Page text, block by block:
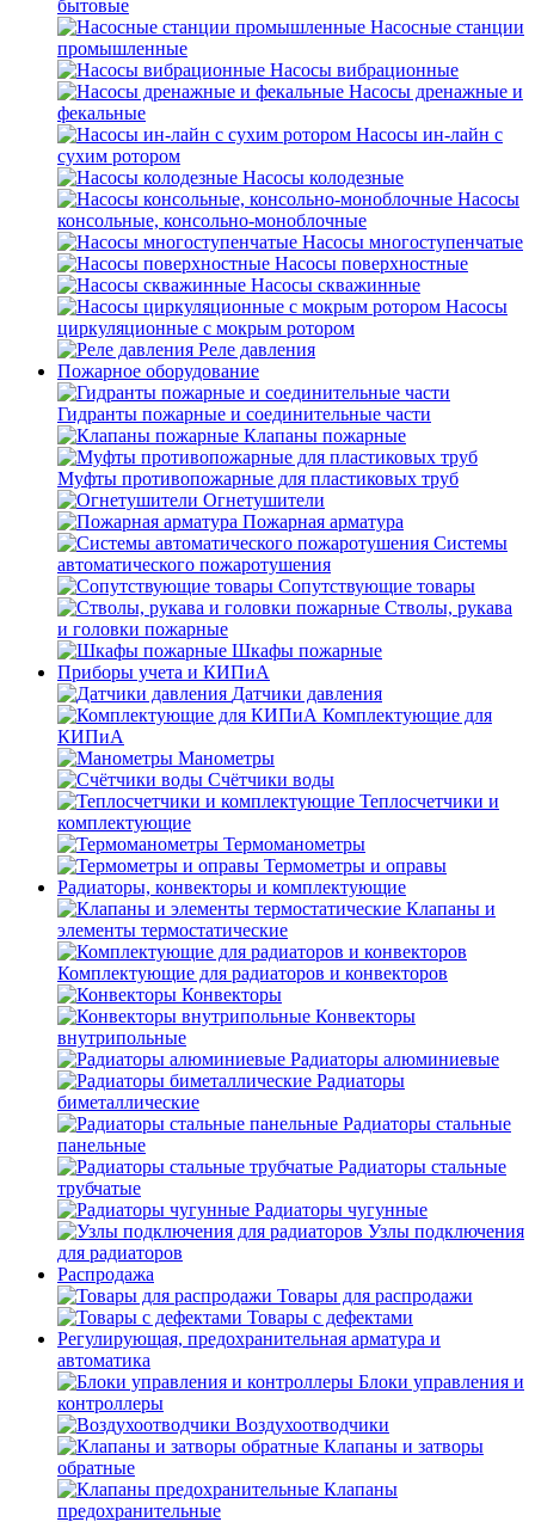
бытовые
Насосные станции
промышленные
Насосы вибрационные
Насосы дренажные и
фекальные
Насосы ин-лайн с
сухим ротором
Насосы колодезные
Насосы
консольные, консольно-моноблочные
Насосы многоступенчатые
Насосы поверхностные
Насосы скважинные
Насосы
циркуляционные с мокрым ротором
Реле давления
Пожарное оборудование
Гидранты пожарные и соединительные части
Клапаны пожарные
Муфты противопожарные для пластиковых труб
Огнетушители
Пожарная арматура
Системы
автоматического пожаротушения
Сопутствующие товары
Стволы, рукава
и головки пожарные
Шкафы пожарные
Приборы учета и КИПиА
Датчики давления
Комплектующие для
КИПиА
Манометры
Счётчики воды
Теплосчетчики и
комплектующие
Термоманометры
Термометры и оправы
Радиаторы, конвекторы и комплектующие
Клапаны и
элементы термостатические
Комплектующие для радиаторов и конвекторов
Конвекторы
Конвекторы
внутрипольные
Радиаторы алюминиевые
Радиаторы
биметаллические
Радиаторы стальные
панельные
Радиаторы стальные
трубчатые
Радиаторы чугунные
Узлы подключения
для радиаторов
Распродажа
Товары для распродажи
Товары с дефектами
Регулирующая, предохранительная арматура и
автоматика
Блоки управления и
контроллеры
Воздухоотводчики
Клапаны и затворы
обратные
Клапаны
предохранительные